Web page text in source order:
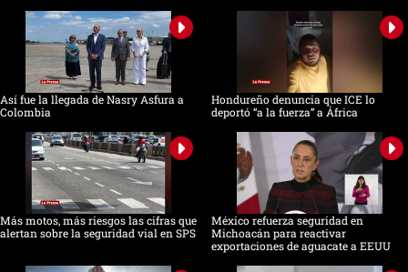
Así fue la llegada de Nasry Asfura a
Colombia
Hondureño denuncia que ICE lo
deportó “a la fuerza” a África
Más motos, más riesgos las cifras que
alertan sobre la seguridad vial en SPS
México refuerza seguridad en
Michoacán para reactivar
exportaciones de aguacate a EEUU